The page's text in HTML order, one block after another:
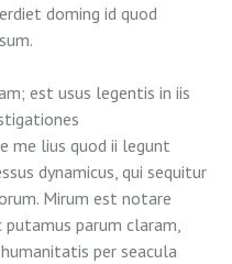
doming id quod
est usus legentis in iis
me lius quod ii legunt
dynamicus, qui sequitur
Mirum est notare
parum claram,
per seacula